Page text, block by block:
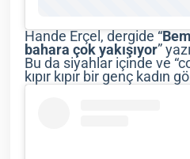
Hande Erçel, dergide “
bahara çok yakışıyor”
Bu da siyahlar içinde ve
kıpır kıpır bir genç kadın